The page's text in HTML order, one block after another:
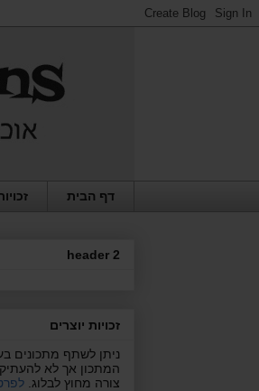
דף הבית
header 2
זכויות יוצרים
ניתן לשתף מתכונים
המתכון אך לא
צורה מחוץ לבלוג.